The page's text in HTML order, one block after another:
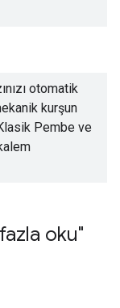
otomatik
kurşun
Pembe ve
oku"